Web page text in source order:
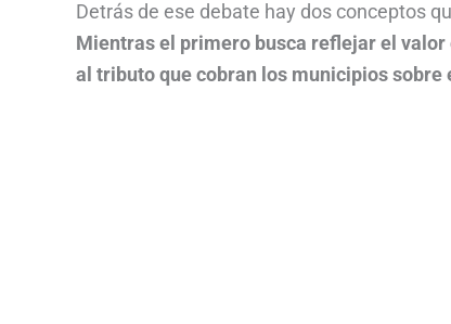
Detrás de ese debate hay dos conceptos
Mientras el primero busca reflejar el
al tributo que cobran los municipios sobre